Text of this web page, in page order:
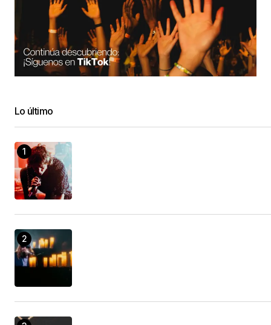
Lo último